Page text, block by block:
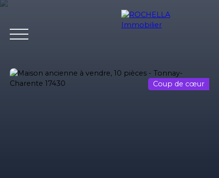
Coup de cœur